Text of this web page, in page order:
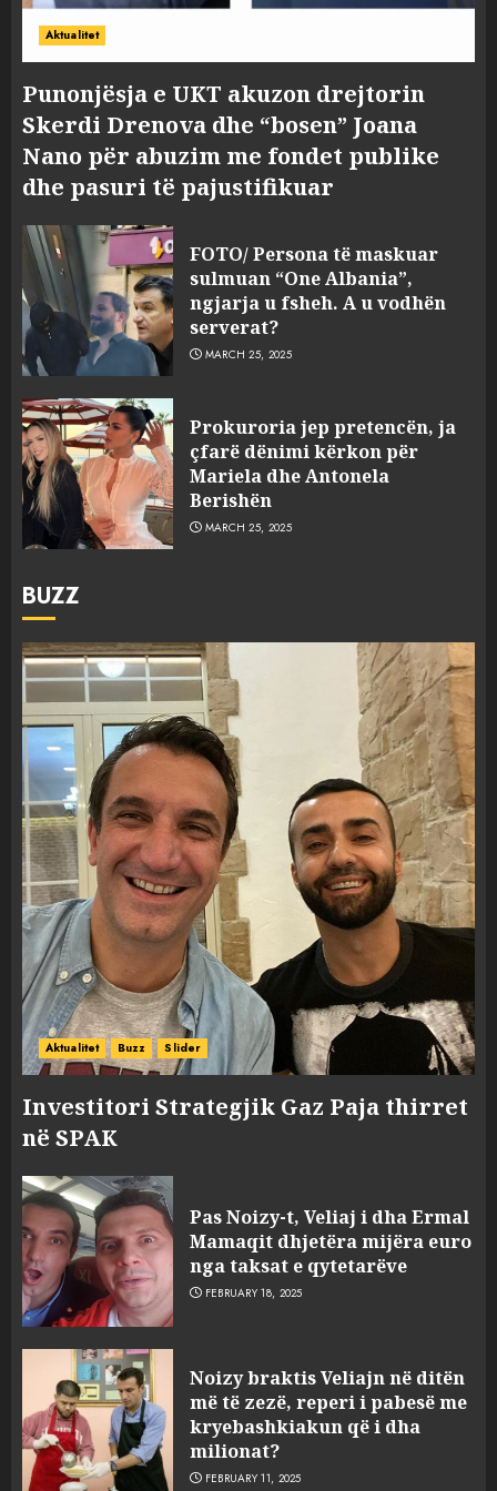
Aktualitet
Punonjësja e UKT akuzon drejtorin
Skerdi Drenova dhe “bosen” Joana
Nano për abuzim me fondet publike
dhe pasuri të pajustifikuar
FOTO/ Persona të maskuar
sulmuan “One Albania”,
ngjarja u fsheh. A u vodhën
serverat?
MARCH 25, 2025
Prokuroria jep pretencën, ja
çfarë dënimi kërkon për
Mariela dhe Antonela
Berishën
MARCH 25, 2025
BUZZ
Aktualitet Buzz Slider
Investitori Strategjik Gaz Paja thirret
në SPAK
Pas Noizy-t, Veliaj i dha Ermal
Mamaqit dhjetëra mijëra euro
nga taksat e qytetarëve
FEBRUARY 18, 2025
Noizy braktis Veliajn në ditën
më të zezë, reperi i pabesë me
kryebashkiakun që i dha
milionat?
FEBRUARY 11, 2025
3
sulmuan “One Albania”,
ngjarja u fsheh. A u vodhën
serverat?
MARCH 25, 2025